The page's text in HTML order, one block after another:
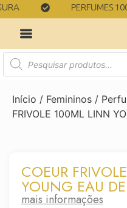
PERFUMES
Início / Femininos /
FRIVOLE 100ML LINN
COEUR
YOUNG EAU
mais informações